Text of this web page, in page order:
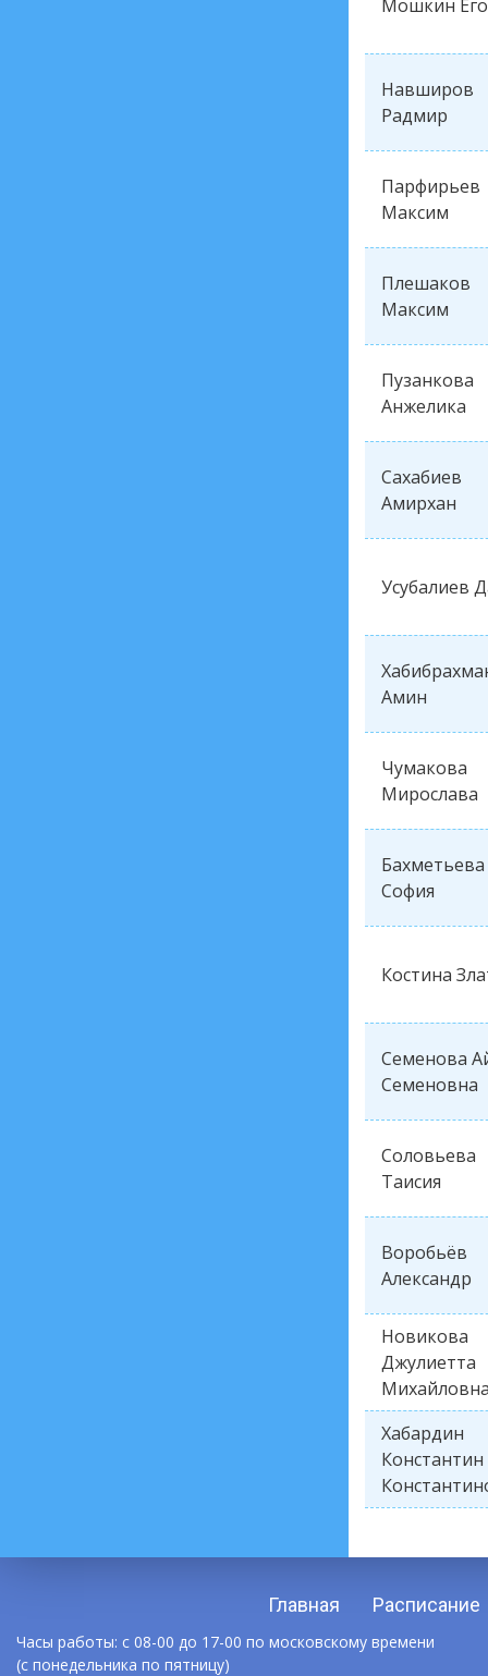
Мошкин
Навширов
Радмир
Парфирьев
Максим
Плешаков
Максим
Пузанкова
Анжелика
Сахабиев
Амирхан
Усубалиев
Амин
Чумакова
Мирослава
Бахметьева
София
Костина
Семенова
Семеновна
Соловьева
Таисия
Воробьёв
Александр
Новикова
Джулиетта
Хабардин
Константин
Главная Расписание
Часы работы: с 08-00 до 17-00 по московскому времени
(с понедельника по пятницу)